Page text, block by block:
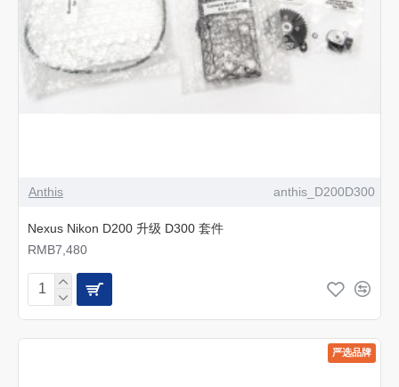
Anthis anthis_D200D300
Nexus Nikon D200 升级 D300 套件
RMB7,480
严选品牌